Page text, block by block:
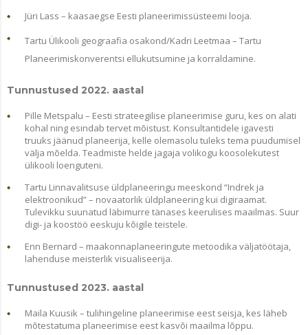
Jüri Lass – kaasaegse Eesti planeerimissüsteemi looja.
Tartu Ülikooli geograafia osakond/Kadri Leetmaa – Tartu
Planeerimiskonverentsi ellukutsumine ja korraldamine.
Tunnustused 2022. aastal
Pille Metspalu – Eesti strateegilise planeerimise guru, kes on alati
kohal ning esindab tervet mõistust. Konsultantidele igavesti
truuks jäänud planeerija, kelle olemasolu tuleks tema puudumisel
välja mõelda. Teadmiste helde jagaja volikogu koosolekutest
ülikooli loenguteni.
Tartu Linnavalitsuse üldplaneeringu meeskond “Indrek ja
elektroonikud” – novaatorlik üldplaneering kui digiraamat.
Tulevikku suunatud läbimurre tänases keerulises maailmas. Suur
digi- ja koostöö eeskuju kõigile teistele.
Enn Bernard – maakonnaplaneeringute metoodika väljatöötaja,
lahenduse meisterlik visualiseerija.
Tunnustused 2023. aastal
Maila Kuusik – tulihingeline planeerimise eest seisja, kes läheb
mõtestatuma planeerimise eest kasvõi maailma lõppu.